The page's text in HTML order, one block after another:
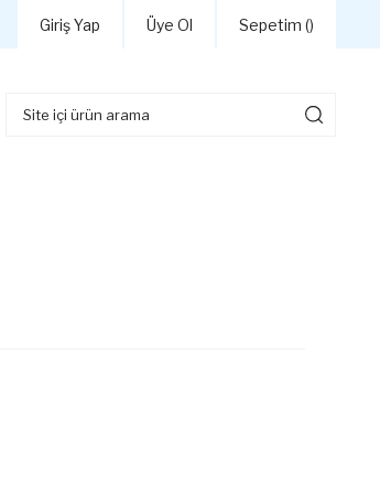
Giriş Yap Üye Ol Sepetim ()